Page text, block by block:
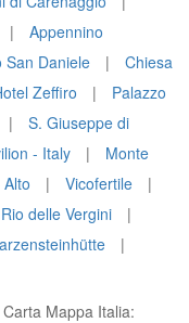
|
Appennino
San Daniele |
Chiesa
Zeffiro |
Palazzo
|
S. Giuseppe di
- Italy |
Monte
| Vicofertile
|
Rio delle Vergini
|
|
Mappa Italia: